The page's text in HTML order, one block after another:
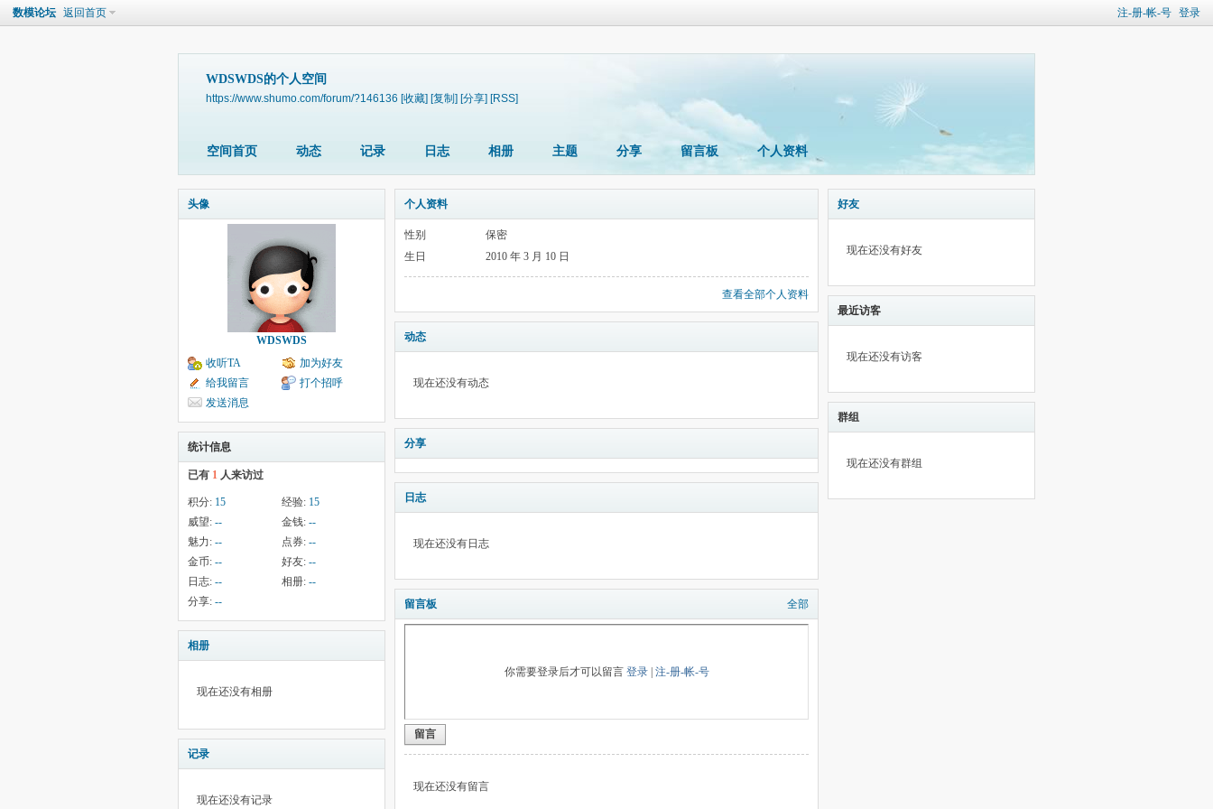
注-册-帐-号 登录
数模论坛 返回首页
WDSWDS的个人空间
https://www.shumo.com/forum/?146136 [收藏] [复制] [分享] [RSS]
空间首页 动态 记录 日志 相册 主题 分享 留言板 个人资料
头像
WDSWDS
收听TA
加为好友
给我留言
打个招呼
发送消息
统计信息
已有 1 人来访过
积分: 15 经验: 15
威望: -- 金钱: --
魅力: -- 点券: --
金币: -- 好友: --
日志: -- 相册: --
分享: --
相册
现在还没有相册
记录
现在还没有记录
个人资料
性别
保密
生日
2010 年 3 月 10 日
查看全部个人资料
动态
现在还没有动态
分享
日志
现在还没有日志
留言板 全部
你需要登录后才可以留言 登录| 注-册-帐-号
留言
现在还没有留言
好友
现在还没有好友
最近访客
现在还没有访客
群组
现在还没有群组